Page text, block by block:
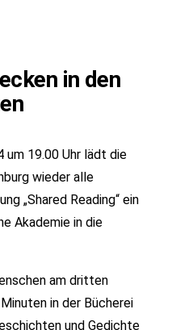
in den
um 19.00 Uhr lädt die
wieder alle
„Shared Reading“ ein
Akademie in die
am dritten
in der Bücherei
und Gedichte